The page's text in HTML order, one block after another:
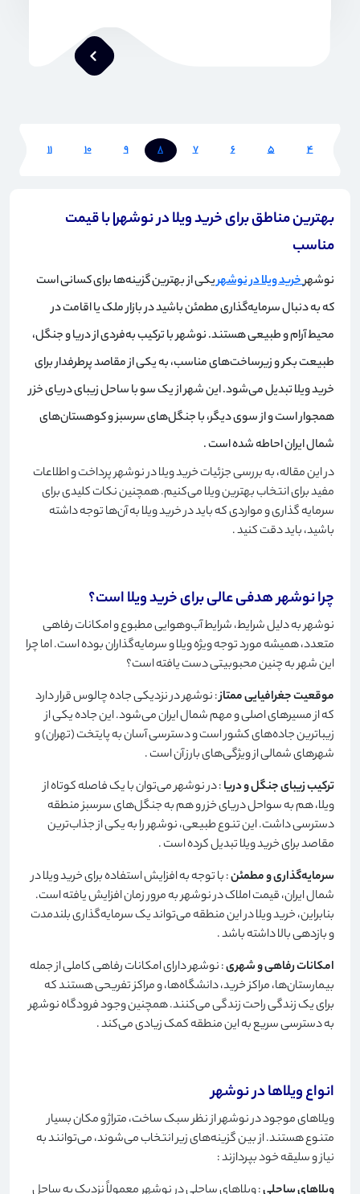
4
5
6
7
8
9
10
11
بهترین مناطق برای خرید ویلا در نوشهر| با قیمت
مناسب
نوشهرخرید ویلا در نوشهریکی از بهترین گزینه‌ها برای کسانی است
که به دنبال سرمایه‌گذاری مطمئن باشید در بازار ملک یا اقامت در
محیط آرام و طبیعی هستند. نوشهر با ترکیب به‌فردی از دریا و جنگل،
طبیعت بکر و زیرساخت‌های مناسب، به یکی از مقاصد پرطرفدار برای
خرید ویلا تبدیل می‌شود. این شهر از یک سو با ساحل زیبای دریای خزر
همجوار است و از سوی دیگر، با جنگل‌های سرسبز و کوهستان‌های
شمال ایران احاطه شده است.
در این مقاله، به بررسی جزئیات خرید ویلا در نوشهر پرداخت و اطلاعات
مفید برای انتخاب بهترین ویلا می‌کنیم. همچنین نکات کلیدی برای
سرمایه گذاری و مواردی که باید در خرید ویلا به آن‌ها توجه داشته
باشید، باید دقت کنید.
چرا نوشهر هدفی عالی برای خرید ویلا است؟
نوشهر به دلیل شرایط، شرایط آب‌وهوایی مطبوع و امکانات رفاهی
متعدد، همیشه مورد توجه ویژه ویلا و سرمایه‌گذاران بوده است. اما چرا
این شهر به چنین محبوبیتی دست یافته است؟
موقعیت جغرافیایی ممتاز: نوشهر در نزدیکی جاده چالوس قرار دارد
که از مسیرهای اصلی و مهم شمال ایران می‌شود. این جاده یکی از
زیباترین جاده‌های کشور است و دسترسی آسان به پایتخت (تهران) و
شهرهای شمالی از ویژگی‌های بارز آن است.
ترکیب زیبای جنگل و دریا: در نوشهر می‌توان با یک فاصله کوتاه از
ویلا، هم به سواحل دریای خزر و هم به جنگل‌های سرسبز منطقه
دسترسی داشت. این تنوع طبیعی، نوشهر را به یکی از جذاب‌ترین
مقاصد برای خرید ویلا تبدیل کرده است.
سرمایه‌گذاری و مطمئن: با توجه به افزایش استفاده برای خرید ویلا در
شمال ایران، قیمت املاک در نوشهر به مرور زمان افزایش یافته است.
بنابراین، خرید ویلا در این منطقه می‌تواند یک سرمایه‌گذاری بلندمدت
و بازدهی بالا داشته باشد.
امکانات رفاهی و شهری: نوشهر دارای امکانات رفاهی کاملی از جمله
بیمارستان‌ها، مراکز خرید، دانشگاه‌ها، و مراکز تفریحی هستند که
برای یک زندگی راحت زندگی می‌کنند. همچنین وجود فرودگاه نوشهر
به دسترسی سریع به این منطقه کمک زیادی می‌کند.
انواع ویلاها در نوشهر
ویلاهای موجود در نوشهر از نظر سبک ساخت، متراژ و مکان بسیار
متنوع هستند. از بین گزینه‌های زیر انتخاب می‌شوند، می‌توانند به
نیاز و سلیقه خود بپردازند: